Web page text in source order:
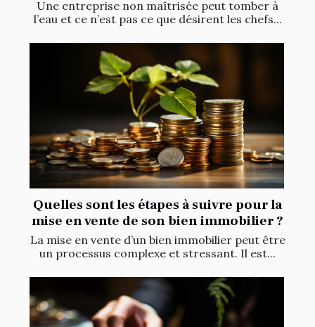
Une entreprise non maîtrisée peut tomber à
l’eau et ce n’est pas ce que désirent les chefs...
Quelles sont les étapes à suivre pour la
mise en vente de son bien immobilier ?
La mise en vente d’un bien immobilier peut être
un processus complexe et stressant. Il est...